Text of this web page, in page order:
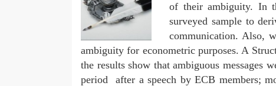
of their ambiguity. In
surveyed sample to
communication. Also,
ambiguity for econometric purposes. A
the results show that ambiguous messages
period after a speech by ECB members;